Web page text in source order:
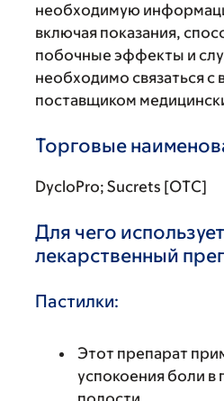
необходимую
включая показания,
побочные эффекты и
необходимо связаться с
поставщиком
Торговые
DycloPro; Sucrets [OTC]
Для чего
лекарственный
Пастилки:
Этот препарат
успокоения боли в